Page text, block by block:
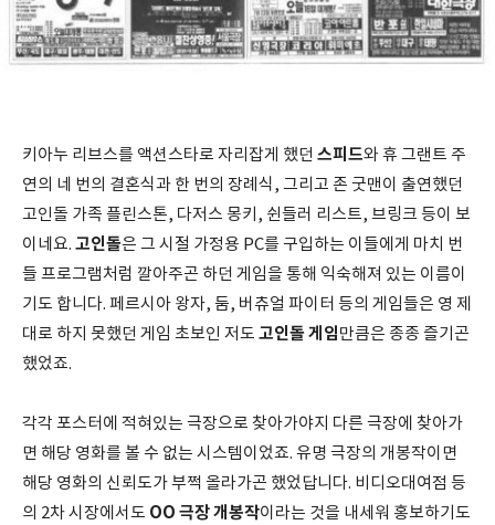
키아누 리브스를 액션스타로 자리잡게 했던 스피드와 휴 그랜트 주
연의 네 번의 결혼식과 한 번의 장례식, 그리고 존 굿맨이 출연했던
고인돌 가족 플린스톤, 다저스 몽키, 쉰들러 리스트, 브링크 등이 보
이네요. 고인돌은 그 시절 가정용 PC를 구입하는 이들에게 마치 번
들 프로그램처럼 깔아주곤 하던 게임을 통해 익숙해져 있는 이름이
기도 합니다. 페르시아 왕자, 둠, 버츄얼 파이터 등의 게임들은 영 제
대로 하지 못했던 게임 초보인 저도 고인돌게임만큼은 종종 즐기곤
했었죠.
각각 포스터에 적혀있는 극장으로 찾아가야지 다른 극장에 찾아가
면 해당 영화를 볼 수 없는 시스템이었죠. 유명 극장의 개봉작이면
해당 영화의 신뢰도가 부쩍 올라가곤 했었답니다. 비디오대여점 등
의 2차 시장에서도 OO 극장 개봉작이라는 것을 내세워 홍보하기도